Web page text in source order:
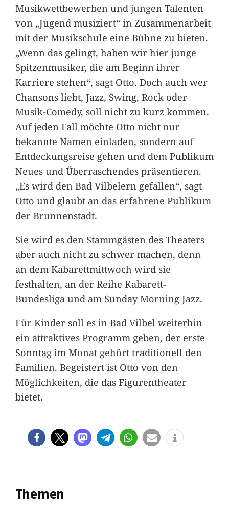
Musikwettbewerben und jungen Talenten
von „Jugend musiziert“ in Zusammenarbeit
mit der Musikschule eine Bühne zu bieten.
„Wenn das gelingt, haben wir hier junge
Spitzenmusiker, die am Beginn ihrer
Karriere stehen“, sagt Otto. Doch auch wer
Chansons liebt, Jazz, Swing, Rock oder
Musik-Comedy, soll nicht zu kurz kommen.
Auf jeden Fall möchte Otto nicht nur
bekannte Namen einladen, sondern auf
Entdeckungsreise gehen und dem Publikum
Neues und Überraschendes präsentieren.
„Es wird den Bad Vilbelern gefallen“, sagt
Otto und glaubt an das erfahrene Publikum
der Brunnenstadt.
Sie wird es den Stammgästen des Theaters
aber auch nicht zu schwer machen, denn
an dem Kabarettmittwoch wird sie
festhalten, an der Reihe Kabarett-
Bundesliga und am Sunday Morning Jazz.
Für Kinder soll es in Bad Vilbel weiterhin
ein attraktives Programm geben, der erste
Sonntag im Monat gehört traditionell den
Familien. Begeistert ist Otto von den
Möglichkeiten, die das Figurentheater
bietet.
Themen